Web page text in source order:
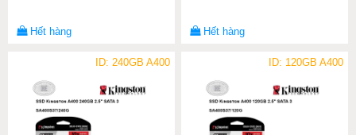
Hết hàng Hết hàng
ID: 240GB A400 ID: 120GB A400